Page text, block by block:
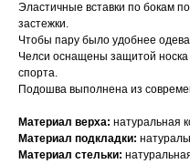
Эластичные вставки по бокам
застежки.
Чтобы пару было удобнее
Челси оснащены защитой носка
спорта.
Подошва выполнена из
Материал верха: натуральная
Материал подкладки:
Материал стельки: